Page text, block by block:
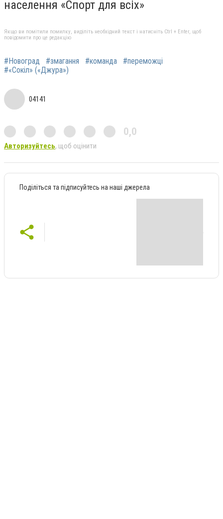
населення «Спорт для всіх»
Якщо ви помітили помилку, виділіть необхідний текст і натисніть Ctrl + Enter, щоб
повідомити про це редакцію
#Новоград #змагання #команда
#переможці
#«Сокіл» («Джура»)
04141
0,0
Авторизуйтесь, щоб оцінити
Поділіться та підписуйтесь на наші джерела